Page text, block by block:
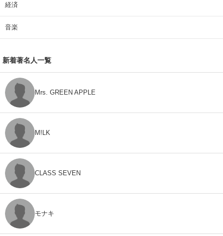
経済
音楽
新着著名人一覧
Mrs. GREEN APPLE
M!LK
CLASS SEVEN
モナキ